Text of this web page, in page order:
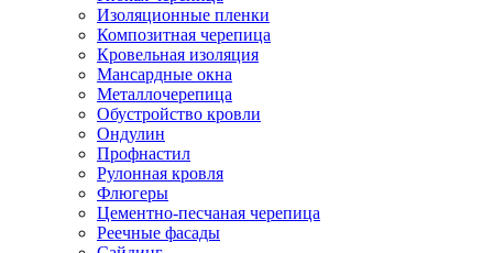
Изоляционные пленки
Композитная черепица
Кровельная изоляция
Мансардные окна
Металлочерепица
Обустройство кровли
Ондулин
Профнастил
Рулонная кровля
Флюгеры
Цементно-песчаная черепица
Реечные фасады